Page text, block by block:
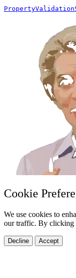
Cookie
We use cookies to
our traffic. By clicking
Decline Accept